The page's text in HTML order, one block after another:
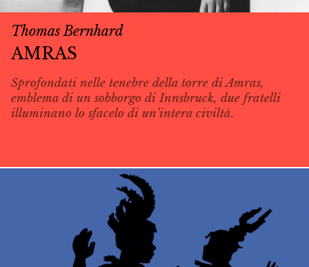
Thomas Bernhard
AMRAS
Sprofondati nelle tenebre della torre di Amras,
emblema di un sobborgo di Innsbruck, due fratelli
illuminano lo sfacelo di un’intera civiltà.